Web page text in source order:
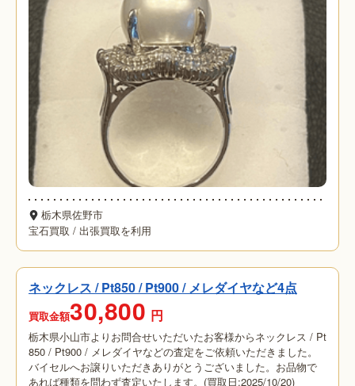
栃木県佐野市
宝石買取 / 出張買取を利用
ネックレス / Pt850 / Pt900 / メレダイヤなど4点
買取金額30,800 円
栃木県小山市よりお問合せいただいたお客様からネックレス / Pt
850 / Pt900 / メレダイヤなどの査定をご依頼いただきました。
バイセルへお譲りいただきありがとうございました。お品物で
あれば種類を問わず査定いたします。(買取日:2025/10/20)